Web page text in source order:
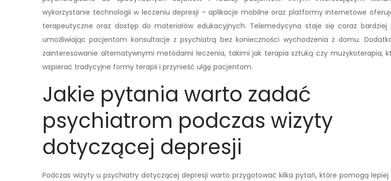
wykorzystanie technologii w leczeniu depresji – aplikacje mobilne oraz platformy internetowe
terapeutyczne oraz dostęp do materiałów edukacyjnych. Telemedycyna staje się coraz bardziej
umożliwiając pacjentom konsultacje z psychiatrą bez konieczności wychodzenia z domu.
zainteresowanie alternatywnymi metodami leczenia, takimi jak terapia sztuką czy muzykoterapia,
wspierać tradycyjne formy terapii i przynieść ulgę pacjentom.
Jakie pytania warto zadać
psychiatrom podczas wizyty
dotyczącej depresji
Podczas wizyty u psychiatry dotyczącej depresji warto przygotować kilka pytań, które pomogą lepiej